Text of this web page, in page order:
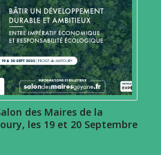
des Maires de la
les 19 et 20 Septembre